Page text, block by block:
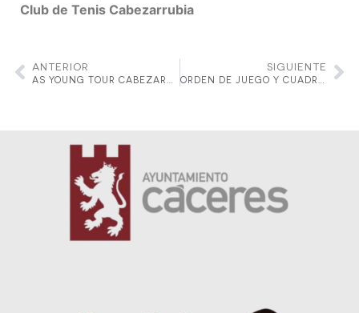
Club de Tenis Cabezarrubia
ANTERIOR SIGUIENTE